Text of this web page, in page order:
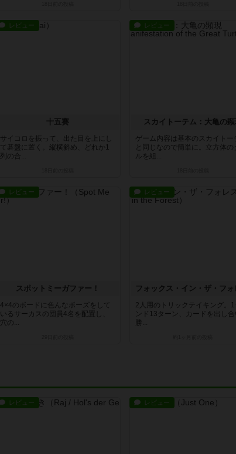
レビュー
十五賽
サイコロを振って、出た目を上にし
て碁盤に置く。縦横斜め、どれか1
列の合...
レビュー
スカイトーテム：大亀の顕
ゲーム内容は基本のスカイトー
と同じなので簡単に。立方体の
ルを組...
レビュー
スポットミーガファー！
4×4のボードに色んなポーズをして
いるサーカスの団員4名を配置し、
穴の...
レビュー
2人用のトリックテイキング。1
ンド13ターン、カードを出し合
勝...
レビュー レビュー